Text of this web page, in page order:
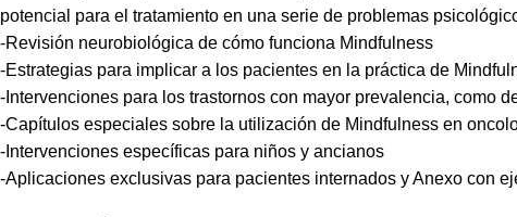
potencial para el tratamiento en una serie de problemas
-Revisión neurobiológica de cómo funciona Mindfulness
-Estrategias para implicar a los pacientes en la práctica de
-Intervenciones para los trastornos con mayor prevalencia, como
-Capítulos especiales sobre la utilización de Mindfulness en
-Intervenciones específicas para niños y ancianos
-Aplicaciones exclusivas para pacientes internados y Anexo con